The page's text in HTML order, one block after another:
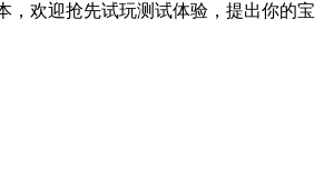
，欢迎抢先试玩测试体验，提出你的宝